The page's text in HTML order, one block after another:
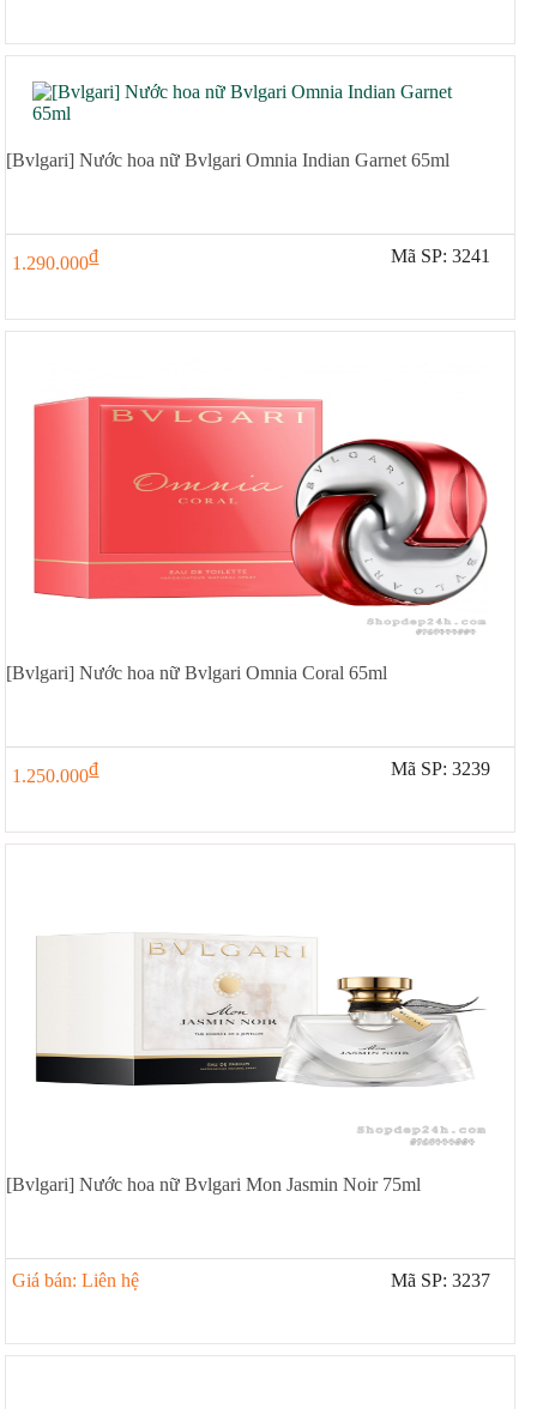
[Bvlgari] Nước hoa nữ Bvlgari Omnia Indian Garnet 65ml
1.290.000đ Mã SP: 3241
[Bvlgari] Nước hoa nữ Bvlgari Omnia Coral 65ml
1.250.000đ Mã SP: 3239
[Bvlgari] Nước hoa nữ Bvlgari Mon Jasmin Noir 75ml
Giá bán: Liên hệ Mã SP: 3237